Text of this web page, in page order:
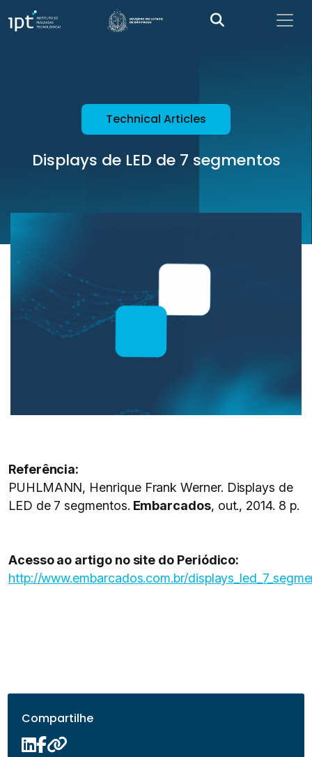
Technical Articles
Displays de LED de 7 segmentos
Referência:
PUHLMANN, Henrique Frank Werner. Displays de
LED de 7 segmentos. Embarcados, out., 2014. 8 p.
Acesso ao artigo no site do Periódico:
http://www.embarcados.com.br/
Compartilhe